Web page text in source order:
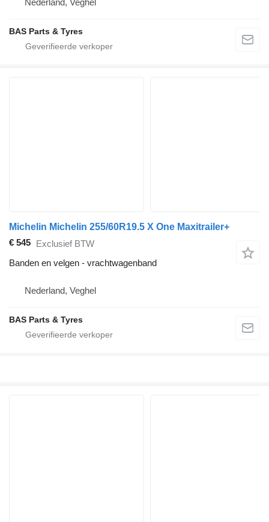
Nederland, Veghel
BAS Parts & Tyres
Michelin Michelin 255/60R19.5 X One Maxitrailer+
€ 545 Exclusief BTW
Banden en velgen - vrachtwagenband
Nederland, Veghel
BAS Parts & Tyres